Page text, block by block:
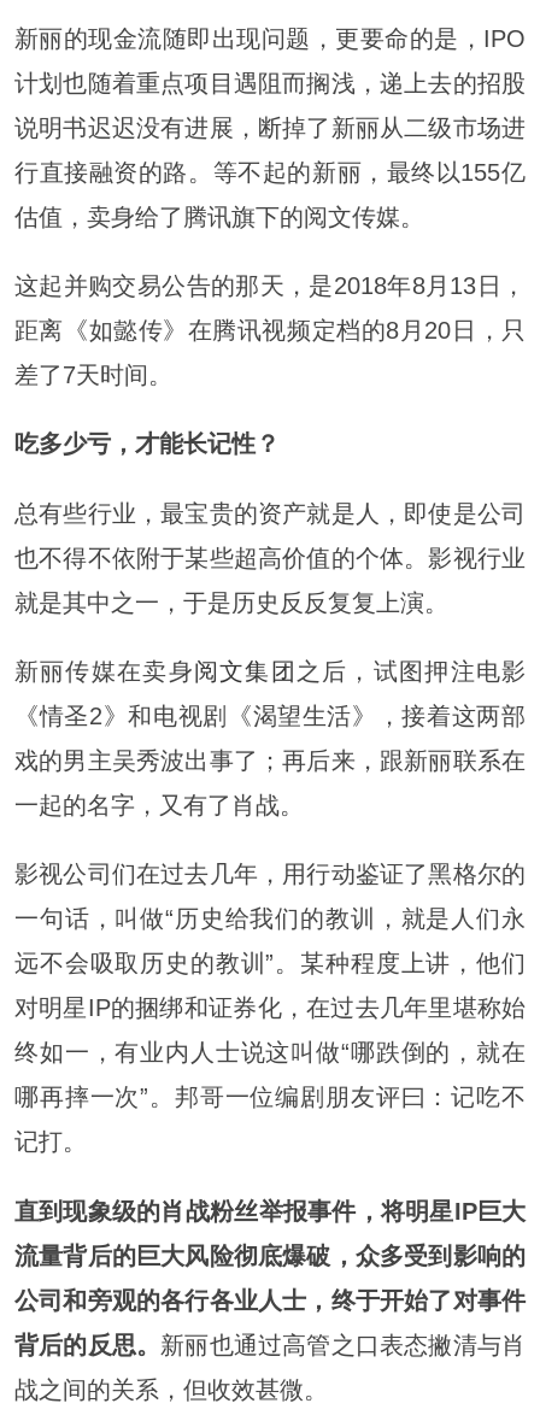
新丽的现金流随即出现问题，更要命的是，IPO
计划也随着重点项目遇阻而搁浅，递上去的招股
说明书迟迟没有进展，断掉了新丽从二级市场进
行直接融资的路。等不起的新丽，最终以155亿
估值，卖身给了腾讯旗下的阅文传媒。
这起并购交易公告的那天，是2018年8月13日，
距离《如懿传》在腾讯视频定档的8月20日，只
差了7天时间。
吃多少亏，才能长记性？
总有些行业，最宝贵的资产就是人，即使是公司
也不得不依附于某些超高价值的个体。影视行业
就是其中之一，于是历史反反复复上演。
新丽传媒在卖身阅文集团 之后，试图押注电影
《情圣2》和电视剧《渴望生活》，接着这两部
戏的男主吴秀波出事了；再后来，跟新丽联系在
一起的名字，又有了肖战。
影视公司们在过去几年，用行动鉴证了黑格尔的
一句话，叫做“历史给我们的教训，就是人们永
远不会吸取历史的教训”。某种程度上讲，他们
对明星IP的捆绑和证券化，在过去几年里堪称始
终如一，有业内人士说这叫做“哪跌倒的，就在
哪再摔一次”。邦哥一位编剧朋友评曰：记吃不
记打。
直到现象级的肖战粉丝举报事件，将明星IP巨大
流量背后的巨大风险彻底爆破，众多受到影响的
公司和旁观的各行各业人士，终于开始了对事件
背后的反思。 新丽也通过高管之口表态撇清与肖
战之间的关系，但收效甚微。